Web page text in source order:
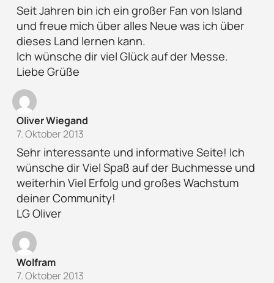
Seit Jahren bin ich ein großer Fan von Island
und freue mich über alles Neue was ich über
dieses Land lernen kann.
Ich wünsche dir viel Glück auf der Messe.
Liebe Grüße
Oliver Wiegand
7. Oktober 2013
Sehr interessante und informative Seite! Ich
wünsche dir Viel Spaß auf der Buchmesse und
weiterhin Viel Erfolg und großes Wachstum
deiner Community!
LG Oliver
Wolfram
7. Oktober 2013